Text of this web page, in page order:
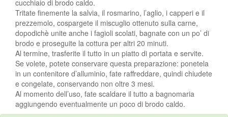
cucchiaio di brodo caldo.
Tritate finemente la salvia, il rosmarino, l’aglio, i capperi e il
prezzemolo, cospargete il miscuglio ottenuto sulla carne,
dopodichè unite anche i fagioli scolati, bagnate con un po’ di
brodo e proseguite la cottura per altri 20 minuti.
Al termine, trasferite il tutto in un piatto di portata e servite.
Se volete, potete conservare questa preparazione: ponetela
in un contenitore d’alluminio, fate raffreddare, quindi chiudete
e congelate, conservando non oltre 3 mesi.
Al momento dell’uso, fate scaldare il tutto a bagnomaria
aggiungendo eventualmente un poco di brodo caldo.